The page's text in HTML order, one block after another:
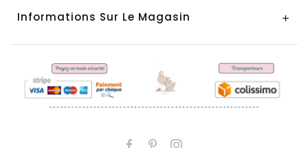
Informations Sur Le Magasin 